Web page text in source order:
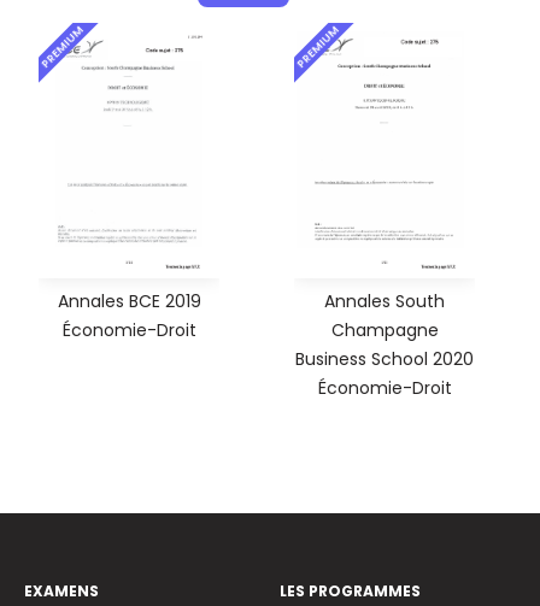
PREMIUM
Annales BCE 2019
Économie-Droit
PREMIUM
Annales South
Champagne
Business School 2020
Économie-Droit
EXAMENS
LES PROGRAMMES